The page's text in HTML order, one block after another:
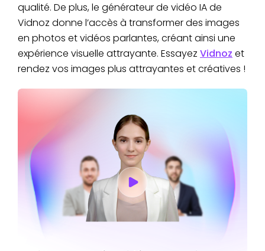
qualité. De plus, le générateur de vidéo IA de
Vidnoz donne l’accès à transformer des images
en photos et vidéos parlantes, créant ainsi une
expérience visuelle attrayante. Essayez Vidnoz et
rendez vos images plus attrayantes et créatives !